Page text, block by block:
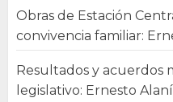
Obras de Estación
convivencia familiar:
Resultados y acuerdos
legislativo: Ernesto